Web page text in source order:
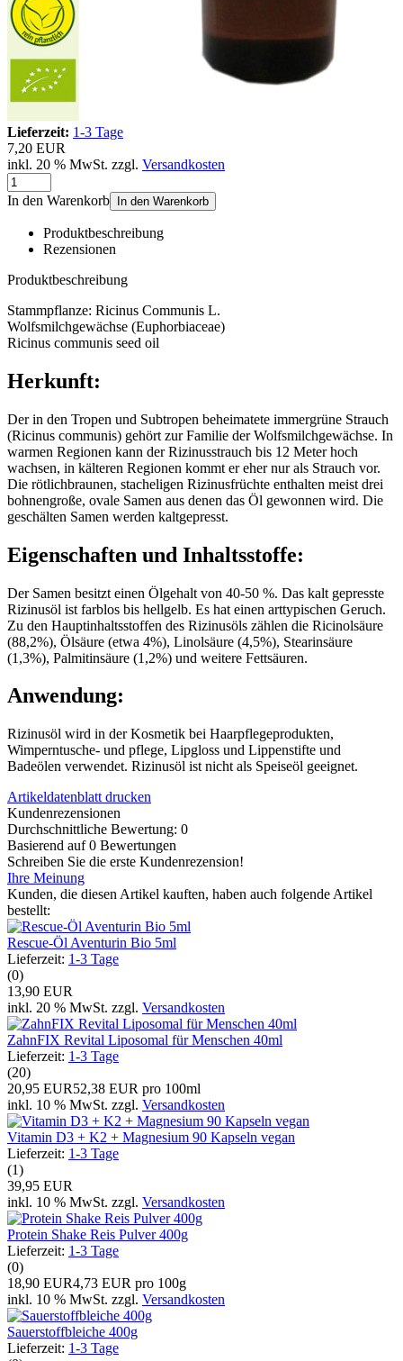
Lieferzeit: 1-3 Tage
7,20 EUR
inkl. 20 % MwSt. zzgl. Versandkosten
In den Warenkorb In den Warenkorb
Produktbeschreibung
Rezensionen
Produktbeschreibung
Stammpflanze: Ricinus Communis L.
Wolfsmilchgewächse (Euphorbiaceae)
Ricinus communis seed oil
Herkunft:
Der in den Tropen und Subtropen beheimatete immergrüne Strauch
(Ricinus communis) gehört zur Familie der Wolfsmilchgewächse. In
warmen Regionen kann der Rizinusstrauch bis 12 Meter hoch
wachsen, in kälteren Regionen kommt er eher nur als Strauch vor.
Die rötlichbraunen, stacheligen Rizinusfrüchte enthalten meist drei
bohnengroße, ovale Samen aus denen das Öl gewonnen wird. Die
geschälten Samen werden kaltgepresst.
Eigenschaften und Inhaltsstoffe:
Der Samen besitzt einen Ölgehalt von 40-50 %. Das kalt gepresste
Rizinusöl ist farblos bis hellgelb. Es hat einen arttypischen Geruch.
Zu den Hauptinhaltsstoffen des Rizinusöls zählen die Ricinolsäure
(88,2%), Ölsäure (etwa 4%), Linolsäure (4,5%), Stearinsäure
(1,3%), Palmitinsäure (1,2%) und weitere Fettsäuren.
Anwendung:
Rizinusöl wird in der Kosmetik bei Haarpflegeprodukten,
Wimperntusche- und pflege, Lipgloss und Lippenstifte und
Badeölen verwendet. Rizinusöl ist nicht als Speiseöl geeignet.
Artikeldatenblatt drucken
Kundenrezensionen
Durchschnittliche Bewertung: 0
Basierend auf 0 Bewertungen
Schreiben Sie die erste Kundenrezension!
Ihre Meinung
Kunden, die diesen Artikel kauften, haben auch folgende Artikel
bestellt:
Rescue-Öl Aventurin Bio 5ml
Lieferzeit: 1-3 Tage
(0)
13,90 EUR
inkl. 20 % MwSt. zzgl. Versandkosten
ZahnFIX Revital Liposomal für Menschen 40ml
Lieferzeit: 1-3 Tage
(20)
20,95 EUR52,38 EUR pro 100ml
inkl. 10 % MwSt. zzgl. Versandkosten
Vitamin D3 + K2 + Magnesium 90 Kapseln vegan
Lieferzeit: 1-3 Tage
(1)
39,95 EUR
inkl. 10 % MwSt. zzgl. Versandkosten
Protein Shake Reis Pulver 400g
Lieferzeit: 1-3 Tage
(0)
18,90 EUR4,73 EUR pro 100g
inkl. 10 % MwSt. zzgl. Versandkosten
Sauerstoffbleiche 400g
Lieferzeit: 1-3 Tage